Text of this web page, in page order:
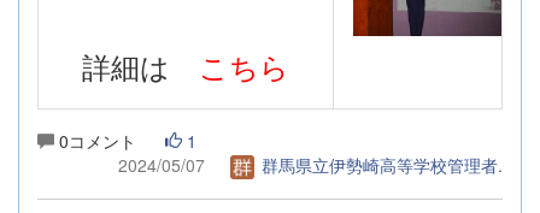
詳細は こちら
0コメント
1
2024/05/07
群馬県立伊勢崎高等学校管理者.